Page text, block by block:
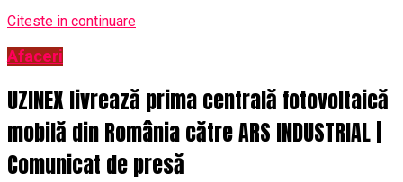
Citeste in continuare
Afaceri
UZINEX livrează prima centrală fotovoltaică
mobilă din România către ARS INDUSTRIAL |
Comunicat de presă